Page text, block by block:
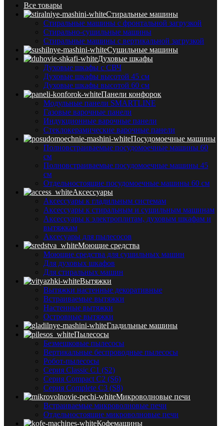
Все товары
Стиральные машины
Стиральные машины с фронтальной загрузкой
Стирально-сушильные машины
Стиральные машины с вертикальной загрузкой
Сушильные машины
Духовые шкафы
Духовые шкафы с СВЧ
Духовые шкафы высотой 45 см
Духовые шкафы высотой 60 см
Панели конфорок
Модульные панели SMARTLINE
Газовые варочные панели
Индукционные варочные панели
Стеклокерамические варочные панели
Посудомоечные машины
Полновстраиваемые посудомоечные машины 60
см
Полновстраиваемые посудомоечные машины 45
см
Отдельностоящие посудомоечные машины 60 см
Аксессуары
Аксессуары к гладильным системам
Аксессуары к стиральным и сушильным машинам
Аксессуары к электроплитам, духовым шкафам и
вытяжкам
Аксесуары для пылесосов
Моющие средства
Моющие средства для сушильных машин
Для духовых шкафов
Для стиральных машин
Вытяжки
Вытяжки настенные декоративные
Встраиваемые вытяжки
Настенные вытяжки
Островные вытяжки
Гладильные машины
Пылесосы
Безмешковые пылесосы
Вертикальные беспроводные пылесосы
Робот-пылесосы
Серия Classic C1 (S2)
Серия Compact C2 (S6)
Серия Complete C3 (S8)
Микроволновые печи
Встраиваемые микроволновые печи
Отдельностоящие микроволновые печи
Кофемашины